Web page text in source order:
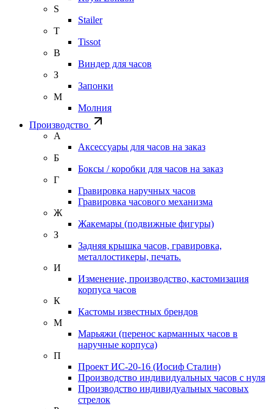
S
Stailer
T
Tissot
В
Виндер для часов
З
Запонки
М
Молния
Производство
А
Аксессуары для часов на заказ
Б
Боксы / коробки для часов на заказ
Г
Гравировка наручных часов
Гравировка часового механизма
Ж
Жакемары (подвижные фигуры)
З
Задняя крышка часов, гравировка,
металлостикеры, печать.
И
Изменение, производство, кастомизация
корпуса часов
К
Кастомы известных брендов
М
Марьяжи (перенос карманных часов в
наручные корпуса)
П
Проект ИС-20-16 (Иосиф Сталин)
Производство индивидуальных часов с нуля
Производство индивидуальных часовых
стрелок